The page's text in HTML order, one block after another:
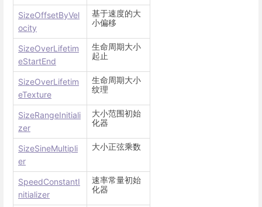
SizeOffsetByVel
ocity
基于速度的大
小偏移
SizeOverLifetim
eStartEnd
生命周期大小
起止
SizeOverLifetim
eTexture
生命周期大小
纹理
SizeRangeInitiali
zer
大小范围初始
化器
SizeSineMultipli
er
大小正弦乘数
SpeedConstantI
nitializer
速率常量初始
化器